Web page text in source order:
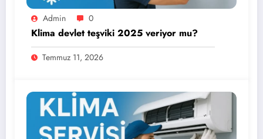
Admin 0
Klima devlet teşviki 2025 veriyor mu?
Temmuz 11, 2026